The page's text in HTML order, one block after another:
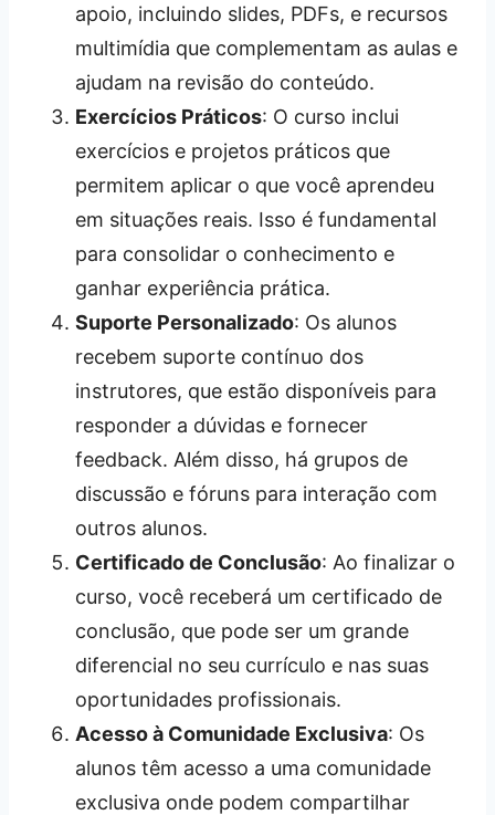
apoio, incluindo slides, PDFs, e recursos
multimídia que complementam as aulas e
ajudam na revisão do conteúdo.
Exercícios Práticos: O curso inclui
exercícios e projetos práticos que
permitem aplicar o que você aprendeu
em situações reais. Isso é fundamental
para consolidar o conhecimento e
ganhar experiência prática.
Suporte Personalizado: Os alunos
recebem suporte contínuo dos
instrutores, que estão disponíveis para
responder a dúvidas e fornecer
feedback. Além disso, há grupos de
discussão e fóruns para interação com
outros alunos.
Certificado de Conclusão: Ao finalizar o
curso, você receberá um certificado de
conclusão, que pode ser um grande
diferencial no seu currículo e nas suas
oportunidades profissionais.
Acesso à Comunidade Exclusiva: Os
alunos têm acesso a uma comunidade
exclusiva onde podem compartilhar